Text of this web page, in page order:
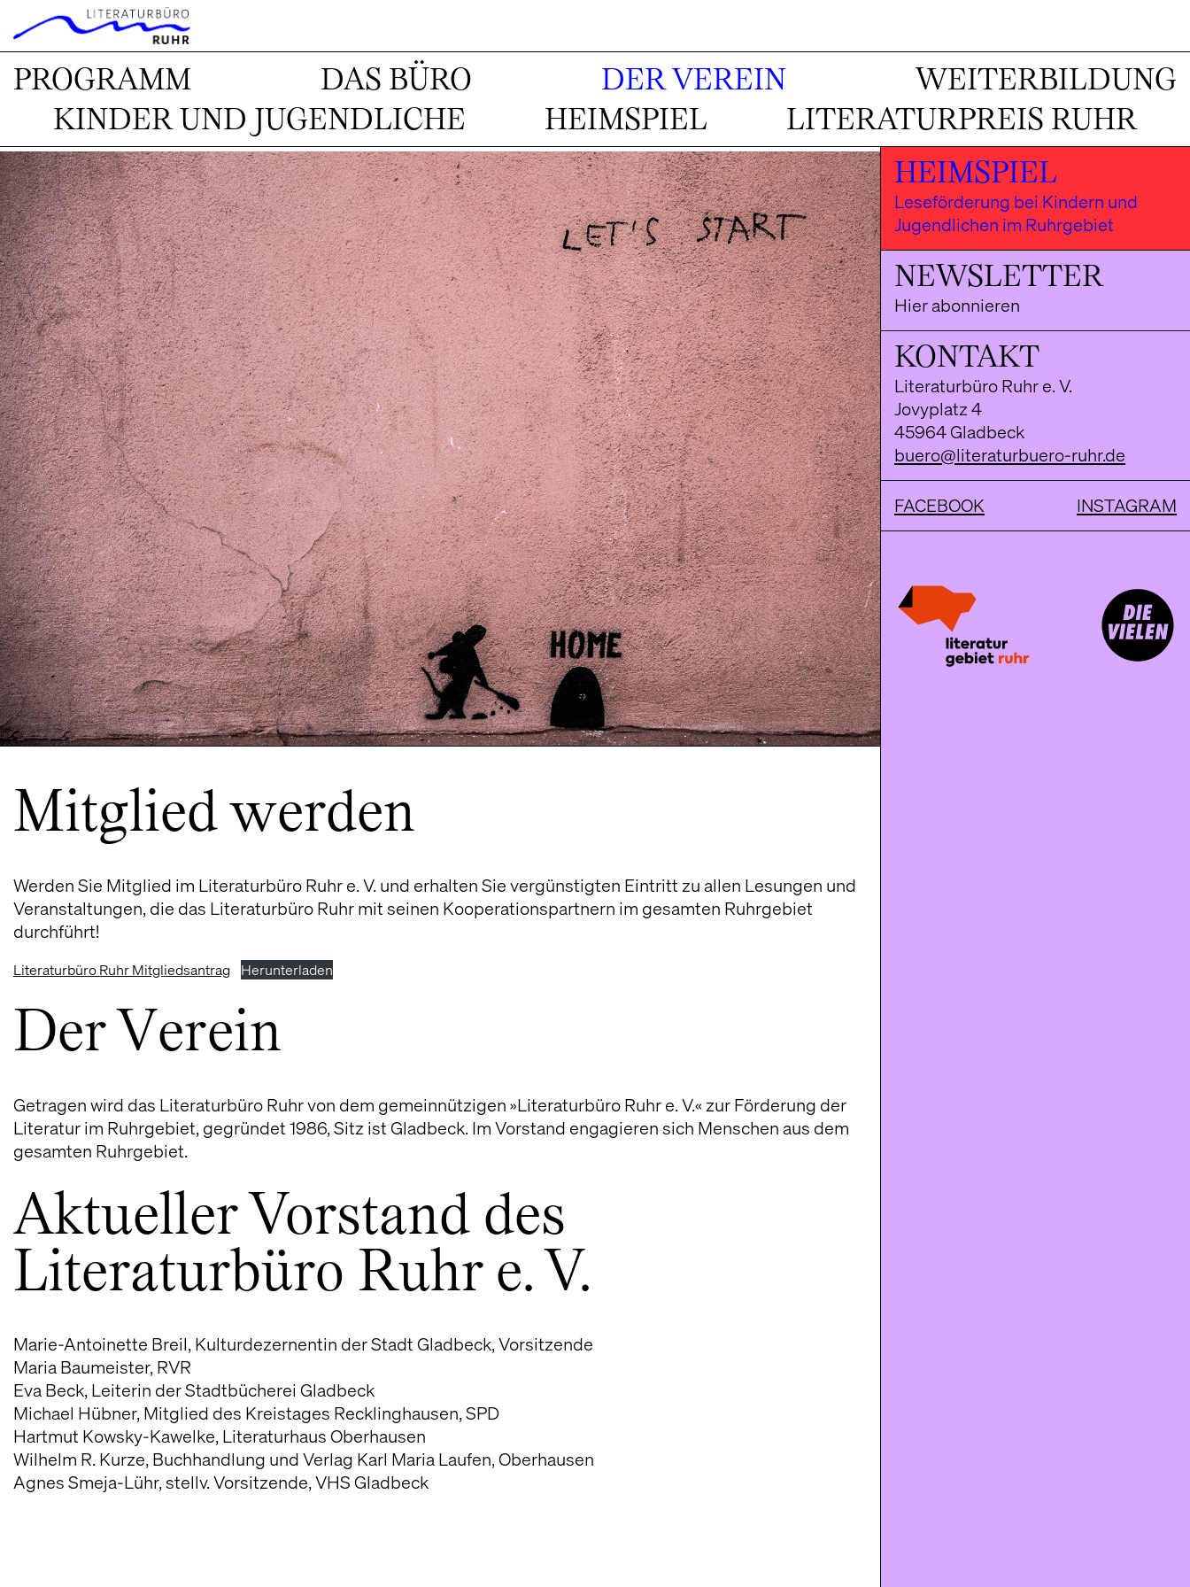
PROGRAMM DAS BÜRO DER VEREIN
WEITERBILDUNG
KINDER UND JUGENDLICHE
HEIMSPIEL
LITERATURPREIS RUHR
HEIMSPIEL
Leseförderung bei Kindern und
Jugendlichen im Ruhrgebiet
NEWSLETTER
Hier abonnieren
KONTAKT
Literaturbüro Ruhr e. V.
Jovyplatz 4
45964 Gladbeck
buero@literaturbuero-ruhr.de
FACEBOOK INSTAGRAM
Mitglied werden
Werden Sie Mitglied im Literaturbüro Ruhr e. V. und erhalten Sie vergünstigten Eintritt zu allen Lesungen und
Veranstaltungen, die das Literaturbüro Ruhr mit seinen Kooperationspartnern im gesamten Ruhrgebiet
durchführt!
Literaturbüro Ruhr Mitgliedsantrag Herunterladen
Der Verein
Getragen wird das Literaturbüro Ruhr von dem gemeinnützigen »Literaturbüro Ruhr e. V.« zur Förderung der
Literatur im Ruhrgebiet, gegründet 1986, Sitz ist Gladbeck. Im Vorstand engagieren sich Menschen aus dem
gesamten Ruhrgebiet.
Aktueller Vorstand des
Literaturbüro Ruhr e. V.
Marie-Antoinette Breil, Kulturdezernentin der Stadt Gladbeck, Vorsitzende
Maria Baumeister, RVR
Eva Beck, Leiterin der Stadtbücherei Gladbeck
Michael Hübner, Mitglied des Kreistages Recklinghausen, SPD
Hartmut Kowsky-Kawelke, Literaturhaus Oberhausen
Wilhelm R. Kurze, Buchhandlung und Verlag Karl Maria Laufen, Oberhausen
Agnes Smeja-Lühr, stellv. Vorsitzende, VHS Gladbeck